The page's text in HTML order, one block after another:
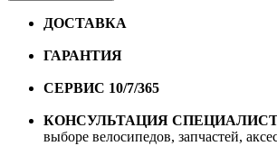
ДОСТАВКА
ГАРАНТИЯ
СЕРВИС 10/7/365
КОНСУЛЬТАЦИЯ
выборе велосипедов, запчастей,